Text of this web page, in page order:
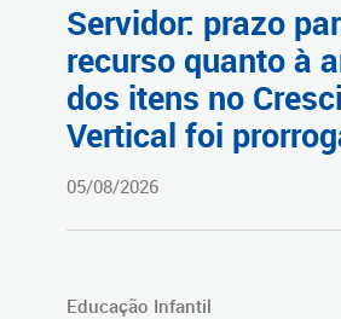
Servidor: prazo
recurso quanto à
dos itens no
Vertical foi
05/08/2026
Educação Infantil